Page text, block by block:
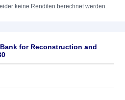
keine Renditen berechnet werden.
for Reconstruction and